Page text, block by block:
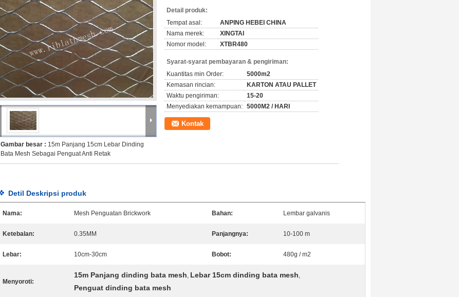
Gambar besar : 15m Panjang 15cm Lebar Dinding
Bata Mesh Sebagai Penguat Anti Retak
Detail produk:
Tempat asal:
ANPING HEBEI CHINA
Nama merek:
XINGTAI
Nomor model:
XTBR480
Syarat-syarat pembayaran & pengiriman:
Kuantitas min Order:
5000m2
Kemasan rincian:
KARTON ATAU PALLET
Waktu pengiriman:
15-20
Menyediakan kemampuan: 5000M2 / HARI
Kontak
Detil Deskripsi produk
Nama: Mesh Penguatan Brickwork Bahan: Lembar galvanis
Ketebalan: 0.35MM Panjangnya: 10-100 m
Lebar: 10cm-30cm Bobot: 480g / m2
Menyoroti:
15m Panjang dinding bata mesh, Lebar 15cm dinding bata mesh,
Penguat dinding bata mesh